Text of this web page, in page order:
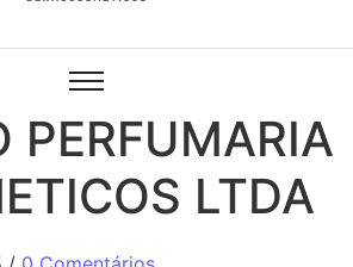
PERFUMARIA
LTDA